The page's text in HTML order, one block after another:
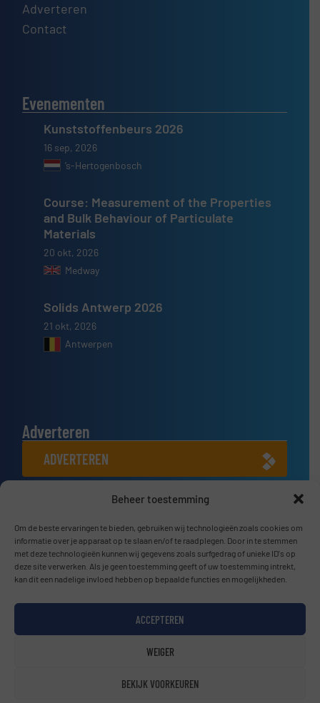
Beheer toestemming
Om de beste ervaringen te bieden, gebruiken wij technologieën zoals cookies om
informatie over je apparaat op te slaan en/of te raadplegen. Door in te stemmen
met deze technologieën kunnen wij gegevens zoals surfgedrag of unieke ID's op
deze site verwerken. Als je geen toestemming geeft of uw toestemming intrekt,
kan dit een nadelige invloed hebben op bepaalde functies en mogelijkheden.
ACCEPTEREN
WEIGER
BEKIJK VOORKEUREN
Adverteren
Contact
Evenementen
Kunststoffenbeurs 2026
16 sep, 2026
’s-Hertogenbosch
Course: Measurement of the Properties
and Bulk Behaviour of Particulate
Materials
20 okt, 2026
Medway
Solids Antwerp 2026
21 okt, 2026
Antwerpen
Adverteren
ADVERTEREN
Connect met ons
LINKEDIN
SCHRIJF JE NU IN
Privacy beleid & Algemene Voorwaarden